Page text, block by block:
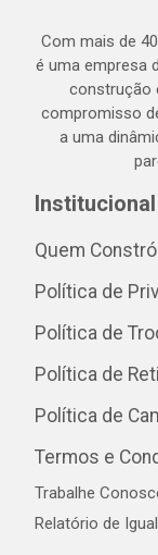
Com mais de
é uma empresa
construção
compromisso
a uma
Institucional
Quem
Política de
Política de
Política de
Política de
Termos e
Trabalhe
Relatório de